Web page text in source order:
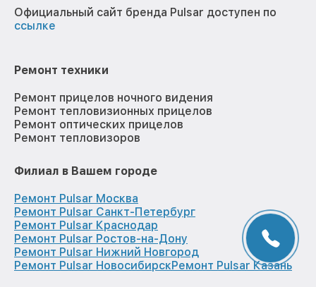
Официальный сайт бренда Pulsar доступен по
ссылке
Ремонт техники
Ремонт прицелов ночного видения
Ремонт тепловизионных прицелов
Ремонт оптических прицелов
Ремонт тепловизоров
Филиал в Вашем городе
Ремонт Pulsar Москва
Ремонт Pulsar Санкт-Петербург
Ремонт Pulsar Краснодар
Ремонт Pulsar Ростов-на-Дону
Ремонт Pulsar Нижний Новгород
Ремонт Pulsar НовосибирскРемонт Pulsar Казань